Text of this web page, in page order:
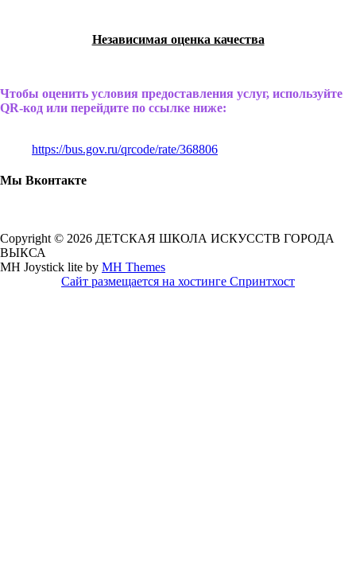
Независимая оценка качества
Чтобы оценить условия предоставления услуг, используйте
QR-код или перейдите по ссылке ниже:
https://bus.gov.ru/qrcode/rate/368806
Мы Вконтакте
Copyright © 2026 ДЕТСКАЯ ШКОЛА ИСКУССТВ ГОРОДА
ВЫКСА
MH Joystick lite by MH Themes
Сайт размещается на хостинге Спринтхост